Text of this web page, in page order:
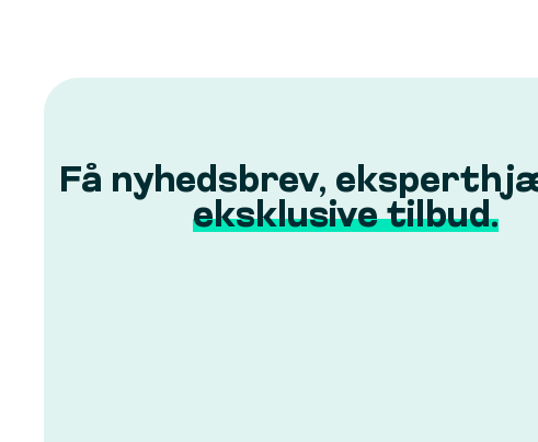
Få nyhedsbrev,
eksklusive tilbud.